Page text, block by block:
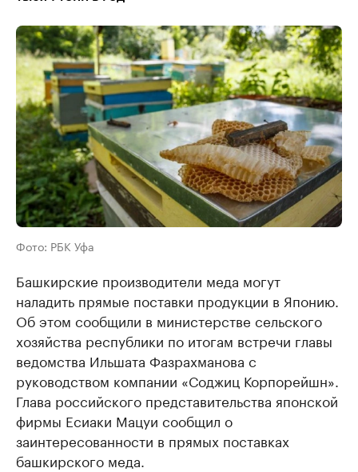
Фото: РБК Уфа
Башкирские производители меда могут
наладить прямые поставки продукции в Японию.
Об этом сообщили в министерстве сельского
хозяйства республики по итогам встречи главы
ведомства Ильшата Фазрахманова с
руководством компании «Соджиц Корпорейшн».
Глава российского представительства японской
фирмы Есиаки Мацуи сообщил о
заинтересованности в прямых поставках
башкирского меда.